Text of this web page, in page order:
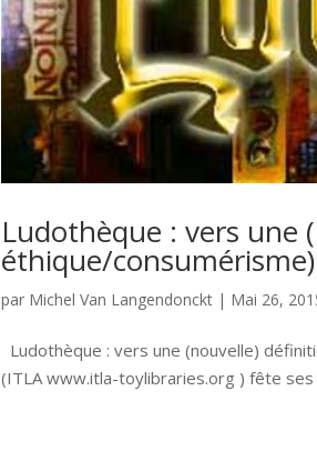
Ludothèque : vers une
éthique/consumérisme)
par Michel Van Langendonckt | Mai 26,
Ludothèque : vers une (nouvelle)
(ITLA www.itla-toylibraries.org ) fête ses